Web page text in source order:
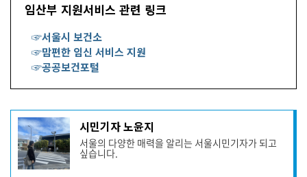
임산부 지원서비스 관련 링크
☞서울시 보건소
☞맘편한 임신 서비스 지원
☞공공보건포털
기
사
작
성
자
시민기자 노윤지
서울의 다양한 매력을 알리는 서울시민기자가 되고
싶습니다.